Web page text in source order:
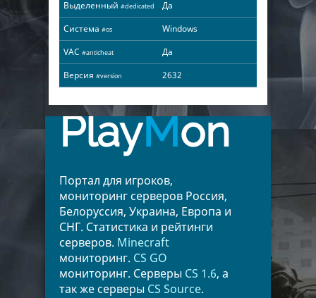
Выделенный #dedicated
Да
Система #os
Windows
VAC #anticheat
Да
Версия #version 2632
PlayMon
Портал для игроков,
мониторинг серверов Россия,
Белоруссия, Украина, Европа и
СНГ. Статистика и рейтинги
серверов. Minecraft
мониторинг. CS GO
мониторинг. Серверы CS 1.6, а
так же серверы CS Source.